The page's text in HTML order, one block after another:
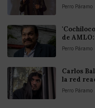
Perro Páramo
de
Perro Páramo
Carlos
la red
Perro Páramo